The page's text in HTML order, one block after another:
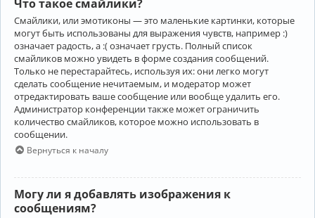
Что такое смайлики?
Смайлики, или эмотиконы — это маленькие картинки, которые
могут быть использованы для выражения чувств, например :)
означает радость, а :( означает грусть. Полный список
смайликов можно увидеть в форме создания сообщений.
Только не перестарайтесь, используя их: они легко могут
сделать сообщение нечитаемым, и модератор может
отредактировать ваше сообщение или вообще удалить его.
Администратор конференции также может ограничить
количество смайликов, которое можно использовать в
сообщении.
Вернуться к началу
Могу ли я добавлять изображения к
сообщениям?